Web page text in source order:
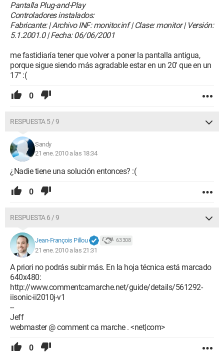
Pantalla Plug-and-Play
Controladores instalados:
Fabricante: | Archivo INF: monitor.inf | Clase: monitor | Versión:
5.1.2001.0 | Fecha: 06/06/2001
me fastidiaría tener que volver a poner la pantalla antigua,
porque sigue siendo más agradable estar en un 20' que en un
17" :(
0
RESPUESTA 5 / 9
Sandy
21 ene. 2010 a las 18:34
¿Nadie tiene una solución entonces? :(
0
RESPUESTA 6 / 9
Jean-François Pillou 63 308
21 ene. 2010 a las 21:31
A priori no podrás subir más. En la hoja técnica está marcado
640x480:
http://www.commentcamarche.net/guide/details/561292-
iisonic-ii2010j-v1
--
Jeff
webmaster @ comment ca marche . <net|com>
0